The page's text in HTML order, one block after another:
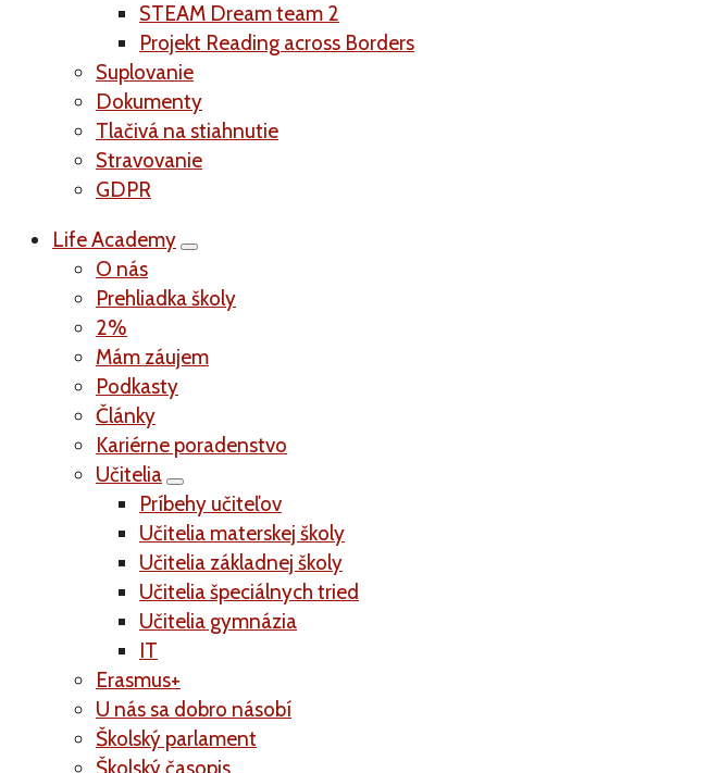
STEAM Dream team 2
Projekt Reading across Borders
Suplovanie
Dokumenty
Tlačivá na stiahnutie
Stravovanie
GDPR
Life Academy
O nás
Prehliadka školy
2%
Mám záujem
Podkasty
Články
Kariérne poradenstvo
Učitelia
Príbehy učiteľov
Učitelia materskej školy
Učitelia základnej školy
Učitelia špeciálnych tried
Učitelia gymnázia
IT
Erasmus+
U nás sa dobro násobí
Školský parlament